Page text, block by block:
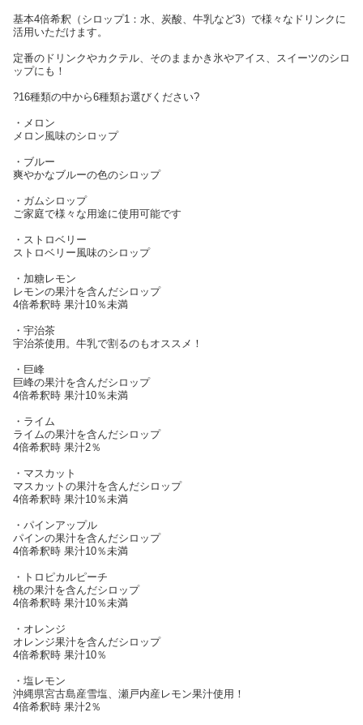
基本4倍希釈（シロップ1：水、炭酸、牛乳など3）で様々なドリンクに
活用いただけます。
定番のドリンクやカクテル、そのままかき氷やアイス、スイーツのシロ
ップにも！
?16種類の中から6種類お選びください?
・メロン
メロン風味のシロップ
・ブルー
爽やかなブルーの色のシロップ
・ガムシロップ
ご家庭で様々な用途に使用可能です
・ストロベリー
ストロベリー風味のシロップ
・加糖レモン
レモンの果汁を含んだシロップ
4倍希釈時 果汁10％未満
・宇治茶
宇治茶使用。牛乳で割るのもオススメ！
・巨峰
巨峰の果汁を含んだシロップ
4倍希釈時 果汁10％未満
・ライム
ライムの果汁を含んだシロップ
4倍希釈時 果汁2％
・マスカット
マスカットの果汁を含んだシロップ
4倍希釈時 果汁10％未満
・パインアップル
パインの果汁を含んだシロップ
4倍希釈時 果汁10％未満
・トロピカルピーチ
桃の果汁を含んだシロップ
4倍希釈時 果汁10％未満
・オレンジ
オレンジ果汁を含んだシロップ
4倍希釈時 果汁10％
・塩レモン
沖縄県宮古島産雪塩、瀬戸内産レモン果汁使用！
4倍希釈時 果汁2％